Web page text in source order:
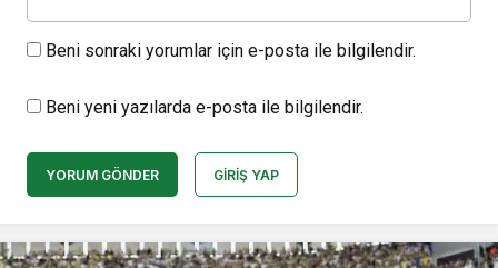
Beni sonraki yorumlar için e-posta ile bilgilendir.
Beni yeni yazılarda e-posta ile bilgilendir.
YORUM GÖNDER GIRIŞ YAP